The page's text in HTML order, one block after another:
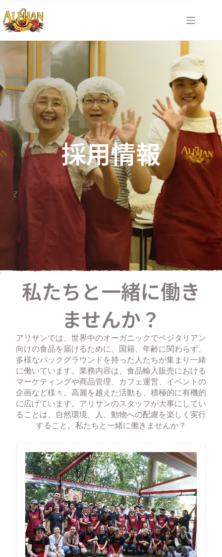
ン
テ
ッ
プ
採用情報
私たちと一緒に働き
ませんか？
アリサンでは、世界中のオーガニックでベジタリアン
向けの食品を届けるために、国籍、年齢に関わらず、
多様なバックグラウンドを持った人たちが集まり一緒
に働いています。業務内容は、食品輸入販売における
マーケティングや商品管理、カフェ運営、イベントの
企画など様々。高麗を越えた活動も、積極的に有機的
に広げています。アリサンのスタッフが大事にしてい
ることは、自然環境、人、動物への配慮を楽しく実行
すること。私たちと一緒に働きませんか？